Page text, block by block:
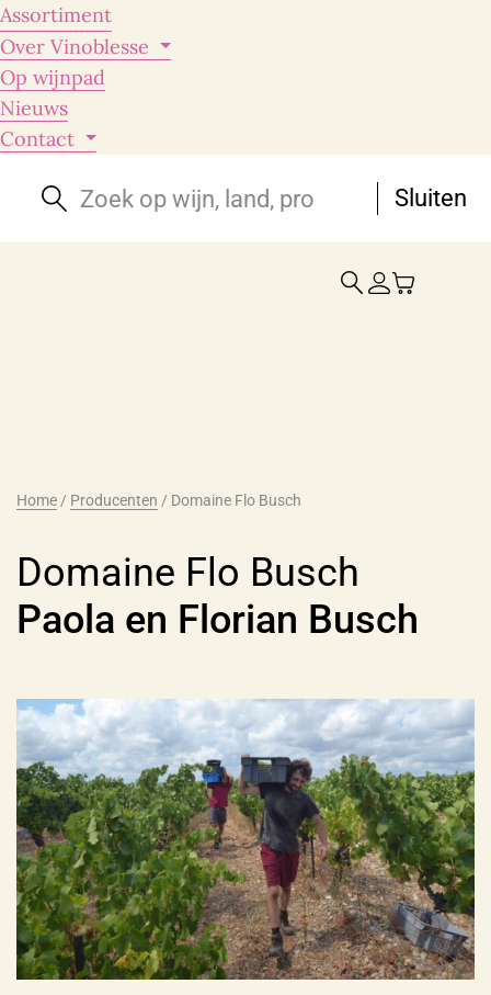
Assortiment
Over Vinoblesse
Op wijnpad
Nieuws
Contact
Sluiten
Home / Producenten / Domaine Flo Busch
Domaine Flo Busch
Paola en Florian Busch